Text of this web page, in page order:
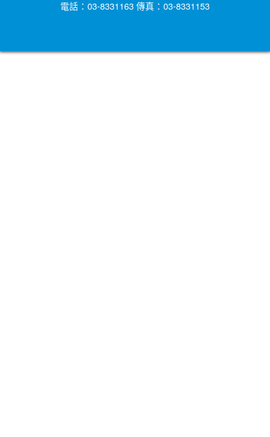
電話：03-8331163 傳真：03-8331153